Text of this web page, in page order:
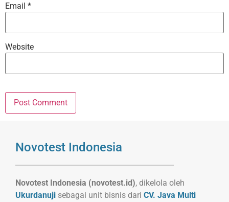
Email *
Website
Novotest Indonesia
Novotest Indonesia (novotest.id), dikelola oleh
Ukurdanuji sebagai unit bisnis dari CV. Java Multi